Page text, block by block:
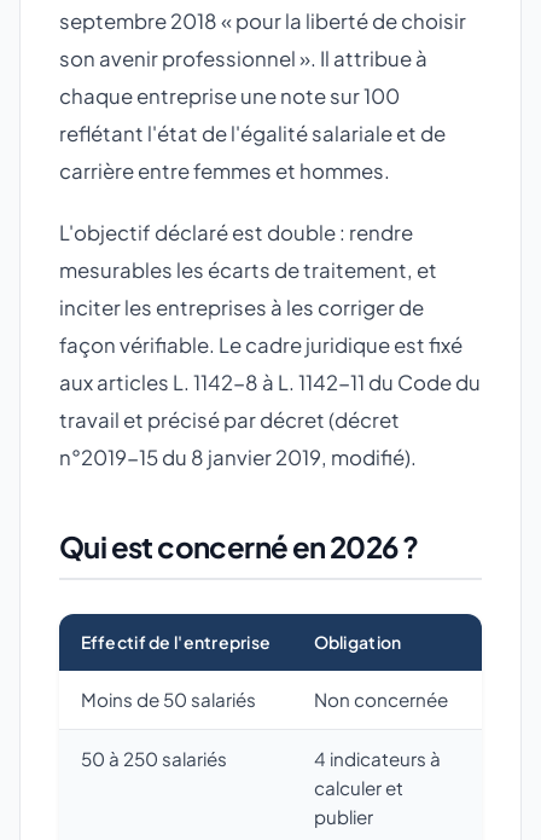
septembre 2018 « pour la liberté de choisir
son avenir professionnel ». Il attribue à
chaque entreprise une note sur 100
reflétant l'état de l'égalité salariale et de
carrière entre femmes et hommes.
L'objectif déclaré est double : rendre
mesurables les écarts de traitement, et
inciter les entreprises à les corriger de
façon vérifiable. Le cadre juridique est fixé
aux articles L. 1142-8 à L. 1142-11 du Code du
travail et précisé par décret (décret
n°2019-15 du 8 janvier 2019, modifié).
Qui est concerné en 2026 ?
Effectif de l'entreprise Obligation
Moins de 50 salariés Non concernée
50 à 250 salariés
4 indicateurs à
calculer et
publier